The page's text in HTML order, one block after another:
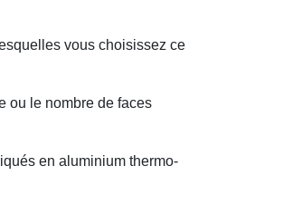
vous choisissez ce
ou le nombre de faces
en aluminium thermo-